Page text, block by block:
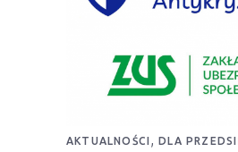
AKTUALNOŚCI ,DLA